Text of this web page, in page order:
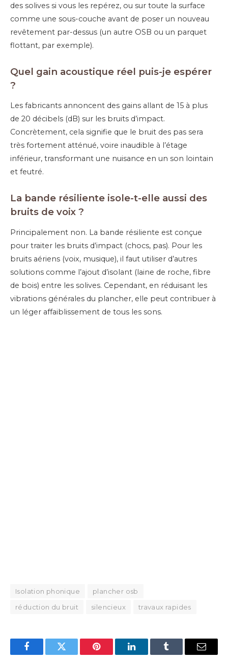
des solives si vous les repérez, ou sur toute la surface
comme une sous-couche avant de poser un nouveau
revêtement par-dessus (un autre OSB ou un parquet
flottant, par exemple).
Quel gain acoustique réel puis-je espérer
?
Les fabricants annoncent des gains allant de 15 à plus
de 20 décibels (dB) sur les bruits d’impact.
Concrètement, cela signifie que le bruit des pas sera
très fortement atténué, voire inaudible à l’étage
inférieur, transformant une nuisance en un son lointain
et feutré.
La bande résiliente isole-t-elle aussi des
bruits de voix ?
Principalement non. La bande résiliente est conçue
pour traiter les bruits d’impact (chocs, pas). Pour les
bruits aériens (voix, musique), il faut utiliser d’autres
solutions comme l’ajout d’isolant (laine de roche, fibre
de bois) entre les solives. Cependant, en réduisant les
vibrations générales du plancher, elle peut contribuer à
un léger affaiblissement de tous les sons.
Isolation phonique
plancher osb
réduction du bruit
silencieux travaux rapides
FacebookTwitter Pinterest LinkedInTumblr Email